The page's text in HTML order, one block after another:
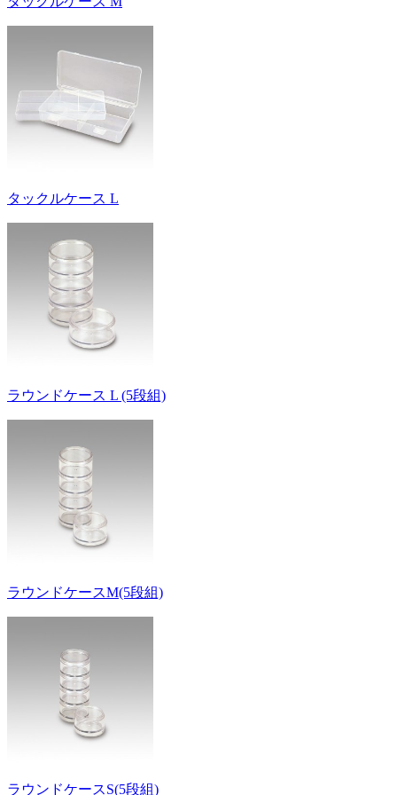
タックルケース L
ラウンドケース L (5段組)
ラウンドケースM(5段組)
ラウンドケースS(5段組)